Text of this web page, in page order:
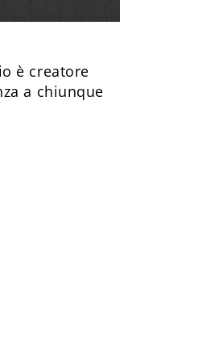
è creatore
a chiunque